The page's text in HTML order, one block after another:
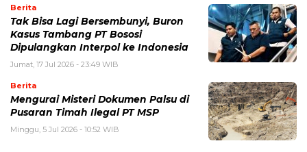
Berita
Tak Bisa Lagi Bersembunyi, Buron
Kasus Tambang PT Bososi
Dipulangkan Interpol ke Indonesia
Jumat, 17 Jul 2026 - 23:49 WIB
Berita
Mengurai Misteri Dokumen Palsu di
Pusaran Timah Ilegal PT MSP
Minggu, 5 Jul 2026 - 10:52 WIB